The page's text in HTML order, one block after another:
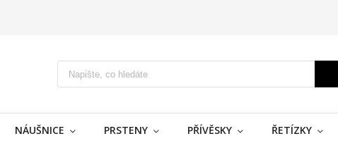
NÁUŠNICE PRSTENY PŘÍVĚSKY ŘETÍZKY